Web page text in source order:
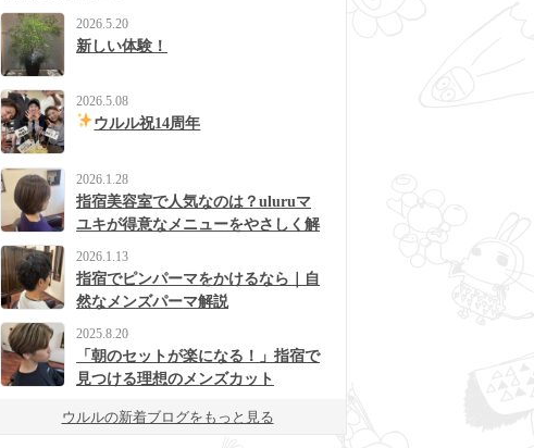
2026.5.20
新しい体験！
2026.5.08
ウルル祝14周年
2026.1.28
指宿美容室で人気なのは？uluruマ
ユキが得意なメニューをやさしく解
2026.1.13
指宿でピンパーマをかけるなら｜自
然なメンズパーマ解説
2025.8.20
「朝のセットが楽になる！」指宿で
見つける理想のメンズカット
ウルルの新着ブログをもっと見る